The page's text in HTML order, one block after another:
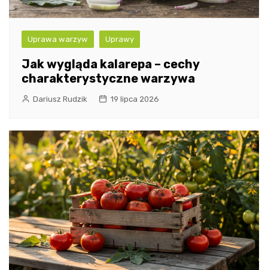
Uprawa warzyw Uprawy
Jak wygląda kalarepa – cechy
charakterystyczne warzywa
Dariusz Rudzik 19 lipca 2026